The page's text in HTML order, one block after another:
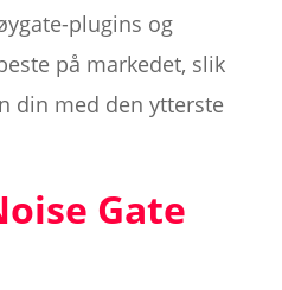
plugins og
på markedet, slik
din med den ytterste
Gate